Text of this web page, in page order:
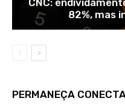
82%, mas
PERMANEÇA